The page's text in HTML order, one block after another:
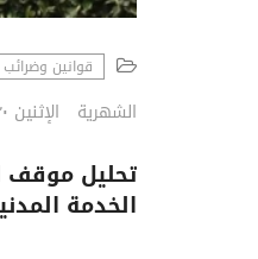
قوانين وضرائب
الشهرية الإثنين ٣٠ أيلول ٢٠١٩
تحليل موقف
الخدمة